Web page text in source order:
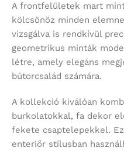
A frontfelületek mart
kölcsönöz minden
vizsgálva is rendkívül
geometrikus minták
létre, amely elegáns
bútorcsalád számára.
A kollekció kiválóan
burkolatokkal, fa dekor
fekete csaptelepekkel.
enteriőr stílusban